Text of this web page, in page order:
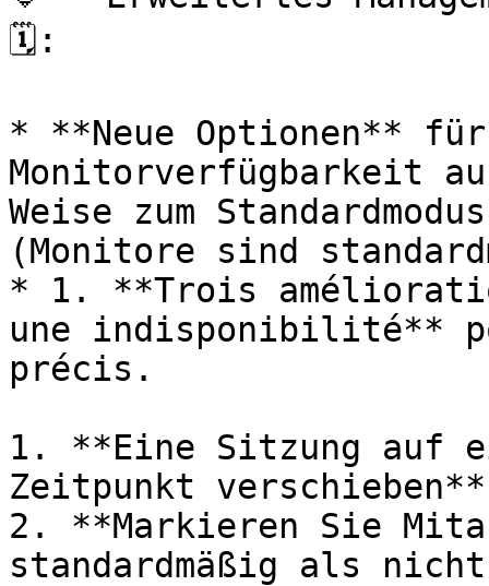
🗓:
* **Neue Optionen**
Monitorverfügbarkeit
Weise zum
(Monitore sind
* 1. **Trois
une indisponibilité**
précis.
1. **Eine Sitzung auf
Zeitpunkt
2. **Markieren Sie
standardmäßig als